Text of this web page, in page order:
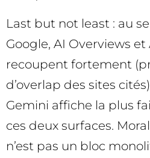
Last but not least : au
Google, AI Overviews et
recoupent fortement
d’overlap des sites
Gemini affiche la plus
ces deux surfaces.
n’est pas un bloc